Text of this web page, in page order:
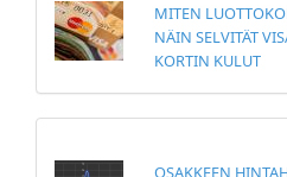
MITEN
NÄIN SELVITÄT
KORTIN KULUT